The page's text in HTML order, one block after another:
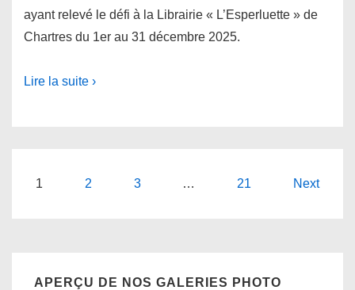
ayant relevé le défi à la Librairie « L’Esperluette » de
Chartres du 1er au 31 décembre 2025.
Lire la suite ›
Pagination
1 2 3 … 21 Next
APERÇU DE NOS GALERIES PHOTO